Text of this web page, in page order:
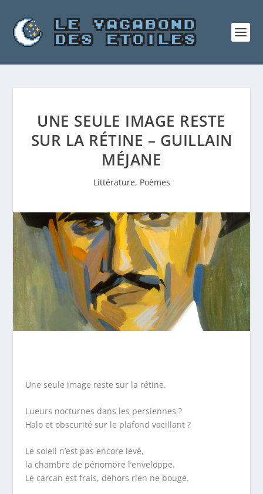
UNE SEULE IMAGE RESTE
SUR LA RÉTINE – GUILLAIN
MÉJANE
Littérature, Poèmes
Une seule image reste sur la rétine.
Lueurs nocturnes dans les persiennes ?
Halo et obscurité sur le plafond vacillant ?
Le soleil n’est pas encore levé,
la chambre de pénombre l’enveloppe.
Le carcan est frais, dehors rien ne bouge.